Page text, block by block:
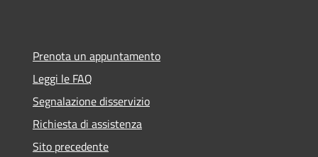
Prenota un appuntamento
Leggi le FAQ
Segnalazione disservizio
Richiesta di assistenza
Sito precedente